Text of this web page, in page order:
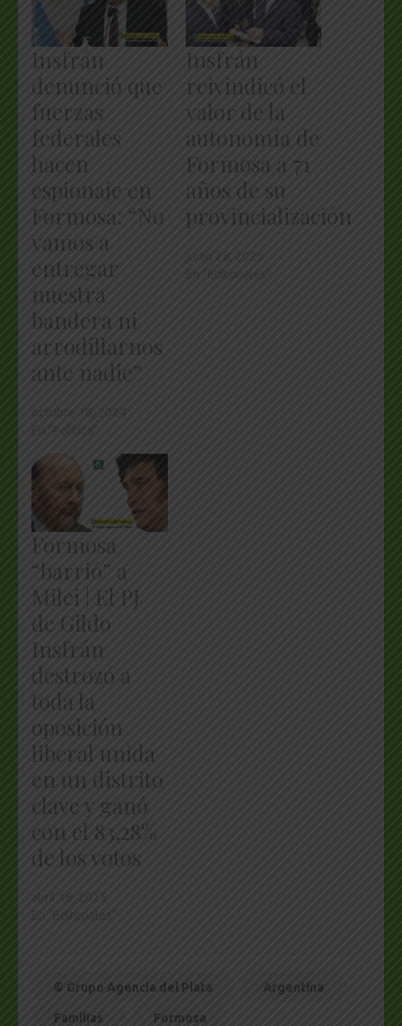
Insfrán
denunció que
fuerzas
federales
hacen
espionaje en
Formosa: “No
vamos a
entregar
nuestra
bandera ni
arrodillarnos
ante nadie”
Insfrán
reivindicó el
valor de la
autonomía de
Formosa a 71
años de su
provincialización
Formosa
“barrió” a
Milei | El PJ
de Gildo
Insfrán
destrozó a
toda la
oposición
liberal unida
en un distrito
clave y ganó
con el 83,28%
de los votos
© Grupo Agencia del Plata Argentina
Familias Formosa